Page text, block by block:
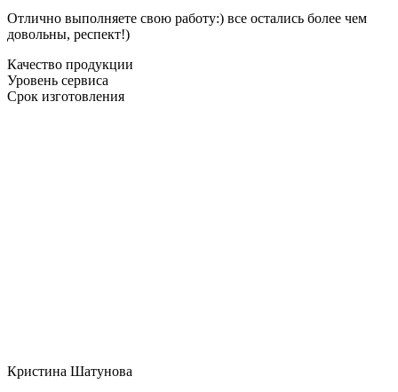
Отлично выполняете свою работу:) все остались более чем
довольны, респект!)
Качество продукции
Уровень сервиса
Срок изготовления
Кристина Шатунова